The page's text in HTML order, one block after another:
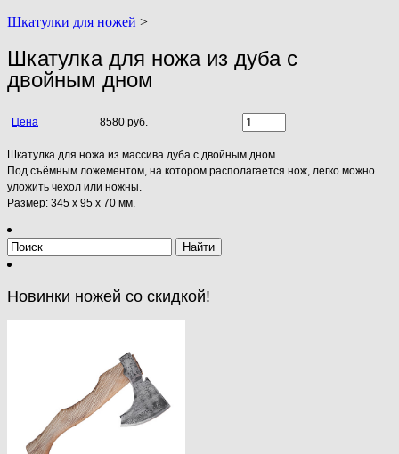
Шкатулки для ножей >
Шкатулка для ножа из дуба с
двойным дном
Цена 8580 руб.
Шкатулка для ножа из массива дуба с двойным дном.
Под съёмным ложементом, на котором располагается нож, легко можно
уложить чехол или ножны.
Размер: 345 x 95 x 70 мм.
Новинки ножей со скидкой!